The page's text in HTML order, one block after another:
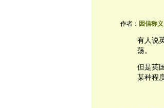
作者： 因信称义
有人说
荡。
但是英
某种程